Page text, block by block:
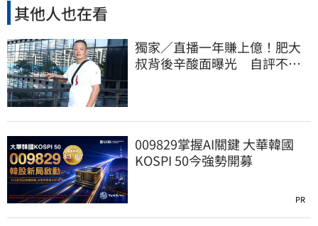
其他人也在看
獨家／直播一年賺上億！肥大
叔背後辛酸面曝光 自評不及
009829掌握AI關鍵 大華韓國
KOSPI 50今強勢開募
PR